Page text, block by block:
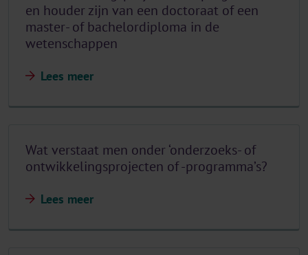
en houder zijn van een doctoraat of een
master- of bachelordiploma in de
wetenschappen
Lees meer
Wat verstaat men onder ‘onderzoeks- of
ontwikkelingsprojecten of -programma’s?
Lees meer